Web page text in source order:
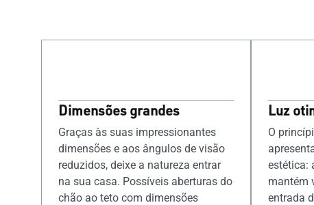
Dimensões grandes
Graças às suas impressionantes
dimensões e aos ângulos de visão
reduzidos, deixe a natureza entrar
na sua casa. Possíveis aberturas do
chão ao teto com dimensões
Luz
O
estética:
mantém
entrada